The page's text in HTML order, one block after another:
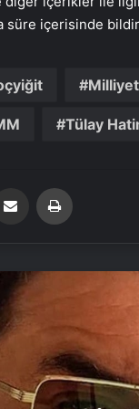
süre içerisinde
Tülay
Email'den paylaş